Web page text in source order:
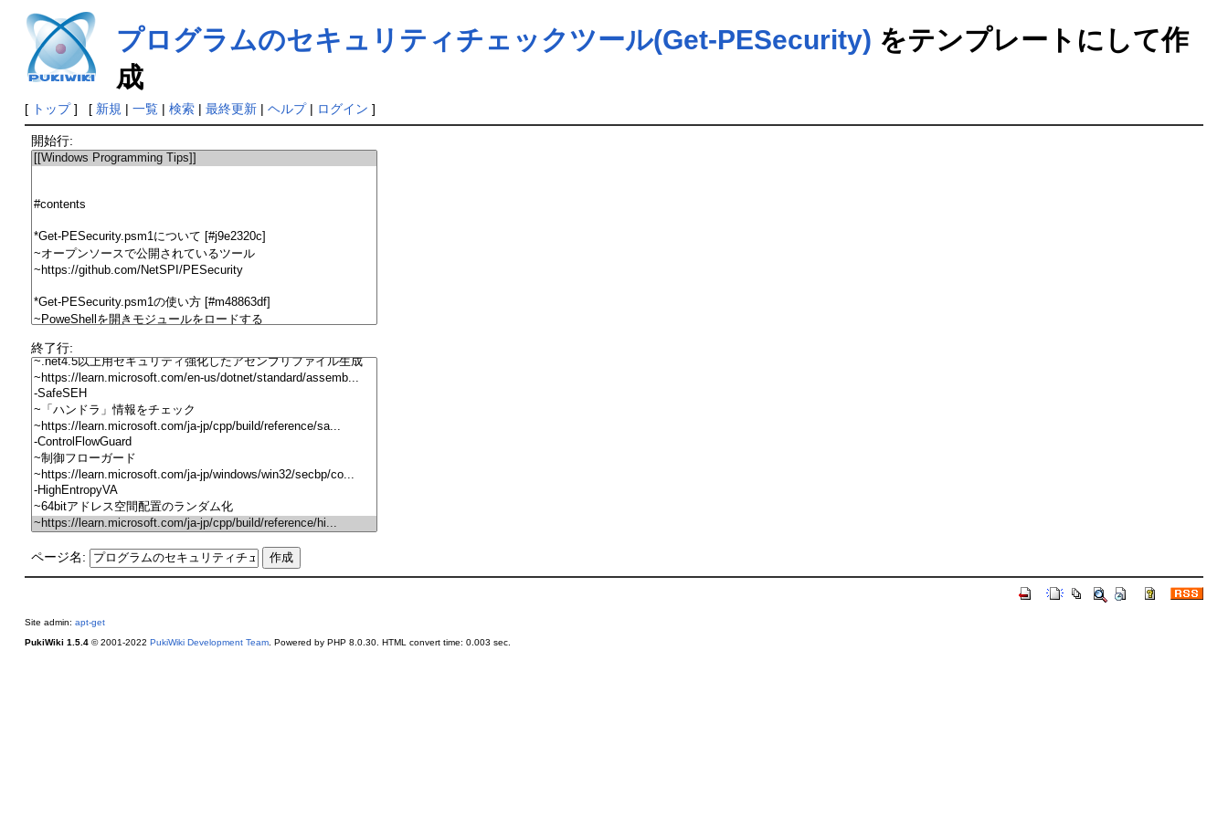
プログラムのセキュリティチェックツール(Get-PESecurity) をテンプレートにして作
成
[ トップ] [ 新規 | 一覧| 検索| 最終更新| ヘルプ| ログイン ]
開始行:
終了行:
ページ名:
Site admin: apt-get
PukiWiki 1.5.4© 2001-2022 PukiWiki Development Team. Powered by PHP 8.0.30. HTML convert time: 0.003 sec.